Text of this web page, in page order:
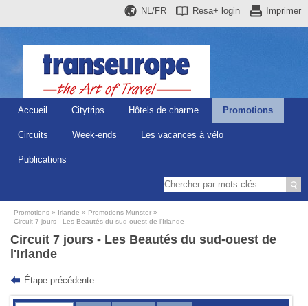
Imprimer
Resa+ login
NL/FR
Accueil Citytrips Hôtels de charme Promotions
Circuits Week-ends Les vacances à vélo
Publications
Promotions Irlande
Promotions Munster
Circuit 7 jours - Les Beautés du sud-ouest de l'Irlande
Circuit 7 jours - Les Beautés du sud-ouest de
l'Irlande
Étape précédente